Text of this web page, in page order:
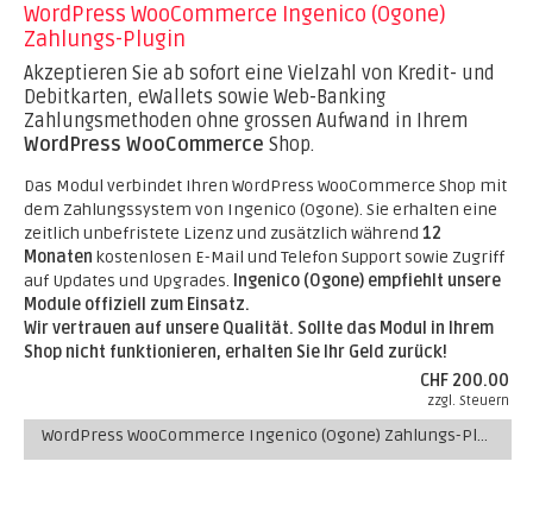
WordPress WooCommerce Ingenico (Ogone)
Zahlungs-Plugin
Akzeptieren Sie ab sofort eine Vielzahl von Kredit- und
Debitkarten, eWallets sowie Web-Banking
Zahlungsmethoden ohne grossen Aufwand in Ihrem
WordPress WooCommerce Shop.
Das Modul verbindet Ihren WordPress WooCommerce Shop mit
dem Zahlungssystem von Ingenico (Ogone). Sie erhalten eine
zeitlich unbefristete Lizenz und zusätzlich während 12
Monaten kostenlosen E-Mail und Telefon Support sowie Zugriff
auf Updates und Upgrades. Ingenico (Ogone) empfiehlt unsere
Module offiziell zum Einsatz.
Wir vertrauen auf unsere Qualität. Sollte das Modul in Ihrem
Shop nicht funktionieren, erhalten Sie Ihr Geld zurück!
CHF 200.00
zzgl. Steuern
WordPress WooCommerce Ingenico (Ogone) Zahlungs-Plugin